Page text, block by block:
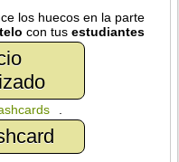
los huecos en la parte
con tusestudiantes